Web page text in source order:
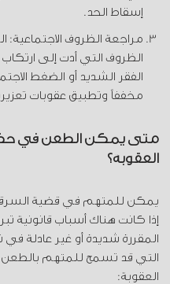
إسقاط الحد.
مراجعة الظروف الاجتماعية:
الظروف التي أدت إلى
الفقر الشديد أو الضغط
مخففاً وتطبيق عقوبات
متى يمكن الطعن في
العقوبة؟
يمكن للمتهم في قضية
إذا كانت هناك أسباب قانونية
المقررة شديدة أو غير عادلة
التي قد تسمح للمتهم
العقوبة: